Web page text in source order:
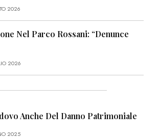
2026
Nel Parco Rossani: “Denunce
2026
Anche Del Danno Patrimoniale
2025